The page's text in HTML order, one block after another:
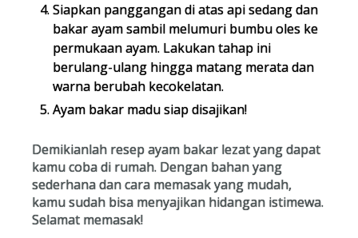
Siapkan panggangan di atas api sedang dan
bakar ayam sambil melumuri bumbu oles ke
permukaan ayam. Lakukan tahap ini
berulang-ulang hingga matang merata dan
warna berubah kecokelatan.
Ayam bakar madu siap disajikan!
Demikianlah resep ayam bakar lezat yang dapat
kamu coba di rumah. Dengan bahan yang
sederhana dan cara memasak yang mudah,
kamu sudah bisa menyajikan hidangan istimewa.
Selamat memasak!